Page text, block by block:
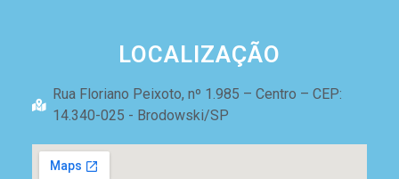
LOCALIZAÇÃO
Rua Floriano Peixoto, nº 1.985 – Centro – CEP:
14.340-025 - Brodowski/SP